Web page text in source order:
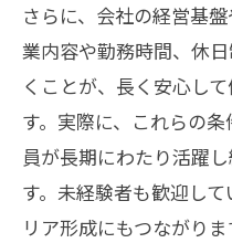
さらに、会社の経営基
業内容や勤務時間、休
くことが、長く安心し
す。実際に、これらの
員が長期にわたり活躍
す。未経験者も歓迎し
リア形成にもつながりま